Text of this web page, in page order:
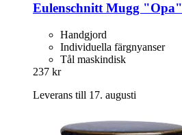
EulenschnittMugg "Opa"
Handgjord
Individuella färgnyanser
Tål maskindisk
237 kr
Leverans till 17. augusti